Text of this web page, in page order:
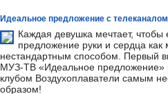
Идеальное предложение с
Каждая девушка мечтает, чтобы
предложение руки и сердца
нестандартным способом. Первый
МУЗ-ТВ «Идеальное предложение»
клубом Воздухоплаватели самым
образом!